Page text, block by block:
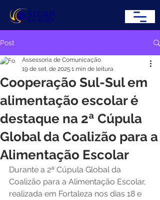
Post
Cooperação Sul-Sul em
alimentação escolar é
destaque na 2ª Cúpula
Global da Coalizão para a
Alimentação Escolar
Assessoria de Comunicação
19 de set. de 2025 1 min de leitura
Durante a 2ª Cúpula Global da
Coalizão para a Alimentação Escolar,
realizada em Fortaleza nos dias 18 e